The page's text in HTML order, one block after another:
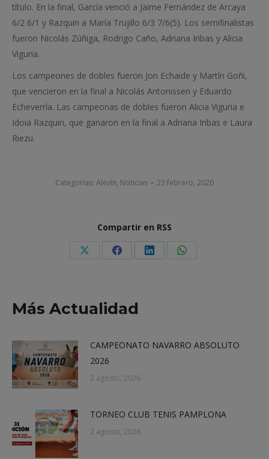
título. En la final, García venció a Jaime Fernández de Arcaya
6/2 6/1 y Razquin a María Trujillo 6/3 7/6(5). Los semifinalistas
fueron Nicolás Zúñiga, Rodrigo Caño, Adriana Iribas y Alicia
Viguria.
Los campeones de dobles fueron Jon Echaide y Martín Goñi,
que vencieron en la final a Nicolás Antonissen y Eduardo
Echeverría. Las campeonas de dobles fueron Alicia Viguria e
Idoia Razquin, que ganaron en la final a Adriana Iribas e Laura
Riezu.
Categorías: Alevín, Noticias 23 febrero, 2020
Compartir en RSS
Share Share Share Share
Más Actualidad
CAMPEONATO NAVARRO ABSOLUTO
2026
2 agosto, 2026
TORNEO CLUB TENIS PAMPLONA
2 agosto, 2026